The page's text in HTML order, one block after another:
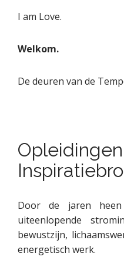
I am Love.
Welkom.
De deuren van de
Door de jaren
uiteenlopende
bewustzijn,
energetisch werk.